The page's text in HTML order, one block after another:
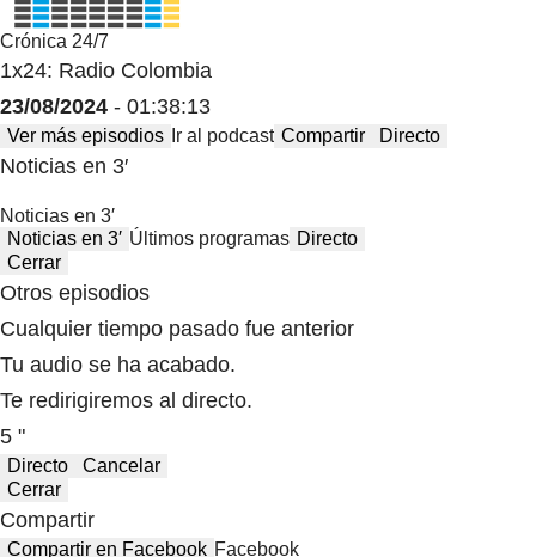
Crónica 24/7
1x24: Radio Colombia
23/08/2024 - 01:38:13
Ver más episodios Ir al podcast Compartir Directo
Noticias en 3′
Noticias en 3′
Noticias en 3′ Últimos programas Directo
Cerrar
Otros episodios
Cualquier tiempo pasado fue anterior
Tu audio se ha acabado.
Te redirigiremos al directo.
5 "
Directo
Cancelar
Cerrar
Compartir
Compartir en Facebook Facebook